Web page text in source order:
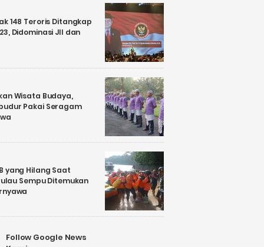
148 Teroris Ditangkap
Didominasi JII dan
Wisata Budaya,
Pakai Seragam
yang Hilang Saat
Sempu Ditemukan
Follow Google News